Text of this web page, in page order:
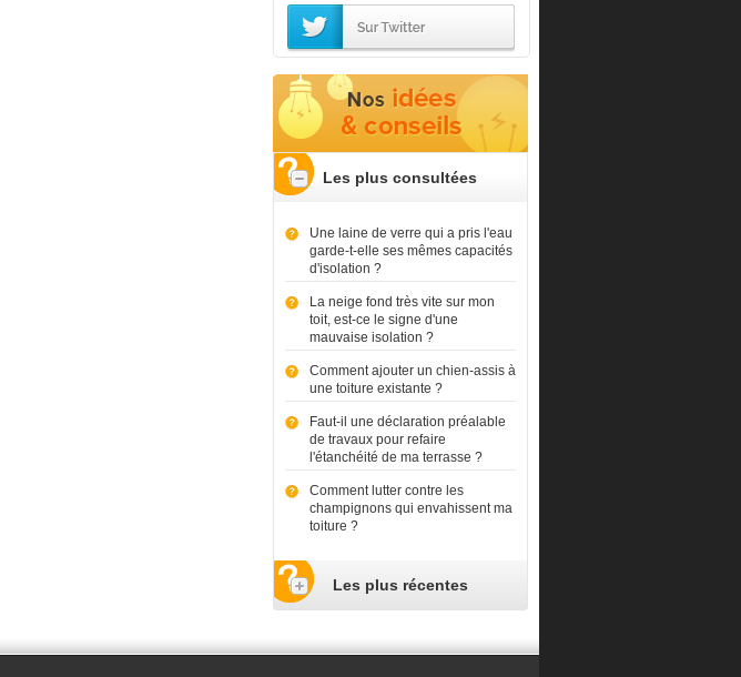
Les plus consultées
Une laine de verre qui a pris l'eau
garde-t-elle ses mêmes capacités
d'isolation ?
La neige fond très vite sur mon
toit, est-ce le signe d'une
mauvaise isolation ?
Comment ajouter un chien-assis à
une toiture existante ?
Faut-il une déclaration préalable
de travaux pour refaire
l'étanchéité de ma terrasse ?
Comment lutter contre les
champignons qui envahissent ma
toiture ?
Les plus récentes